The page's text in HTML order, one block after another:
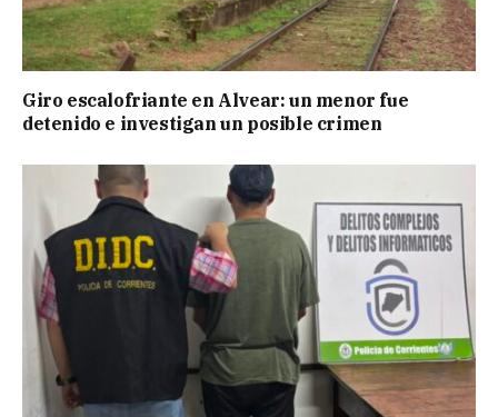
Giro escalofriante en Alvear: un menor fue
detenido e investigan un posible crimen